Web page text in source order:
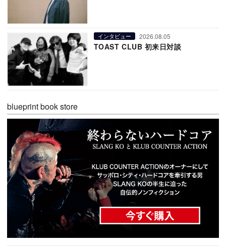
インタビュー 2026.08.05
TOAST CLUB 初来日対談
blueprint book store